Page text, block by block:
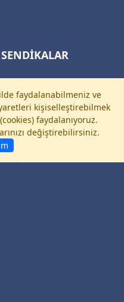
faydalanabilmeniz ve
kişiselleştirebilmek
faydalanıyoruz.
değiştirebilirsiniz.